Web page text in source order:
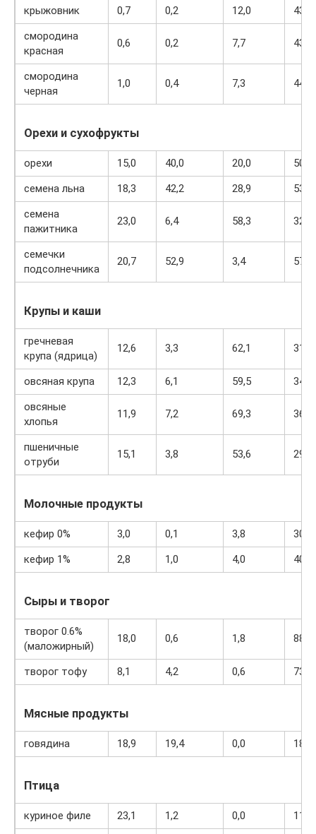
крыжовник 0,7 0,2 12,0
43
смородина
красная
0,6 0,2 7,7 43
смородина
черная
1,0 0,4 7,3 44
Орехи и сухофрукты
орехи 15,0 40,0 20,0
500
семена льна
18,3 42,2 28,9
534
семена
пажитника
23,0 6,4 58,3 323
семечки
подсолнечника
20,7 52,9 3,4 578
Крупы и каши
гречневая
крупа (ядрица)
12,6 3,3 62,1 313
овсяная крупа 12,3 6,1 59,5
342
овсяные
хлопья
11,9 7,2 69,3 366
пшеничные
отруби
15,1 3,8 53,6 296
Молочные продукты
кефир 0% 3,0 0,1 3,8
30
кефир 1%
2,8 1,0 4,0 40
Сыры и творог
творог 0.6%
(маложирный)
18,0 0,6 1,8 88
творог тофу 8,1 4,2 0,6 73
Мясные продукты
говядина 18,9 19,4 0,0 187
Птица
куриное филе 23,1 1,2 0,0
110